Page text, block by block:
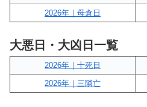
2026年｜母倉日
大悪日・大凶日一覧
2026年｜十死日
2026年｜三隣亡